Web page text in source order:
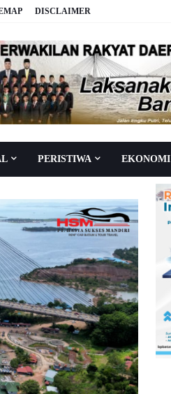
DISCLAIMER
PERISTIWA EKONOMI